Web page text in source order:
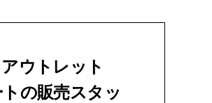
ウトレット
の販売スタッ